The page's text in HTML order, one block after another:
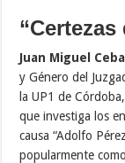
Juan Miguel
y Género del
la UP1 de
que investiga los
causa “Adolfo
popularmente